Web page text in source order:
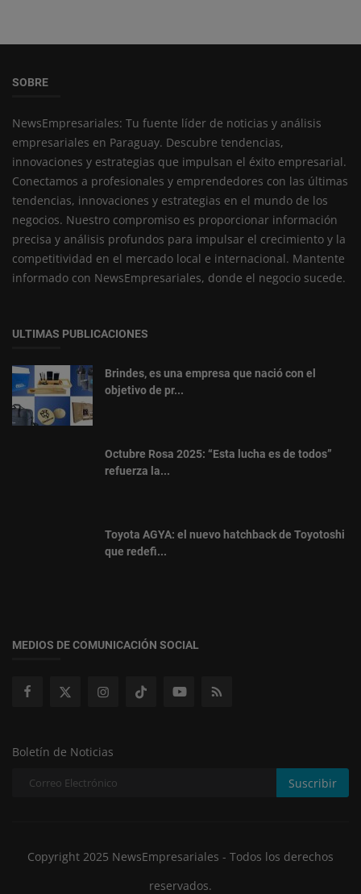
SOBRE
NewsEmpresariales: Tu fuente líder de noticias y análisis
empresariales en Paraguay. Descubre tendencias,
innovaciones y estrategias que impulsan el éxito empresarial.
Conectamos a profesionales y emprendedores con las últimas
tendencias, innovaciones y estrategias en el mundo de los
negocios. Nuestro compromiso es proporcionar información
precisa y análisis profundos para impulsar el crecimiento y la
competitividad en el mercado local e internacional. Mantente
informado con NewsEmpresariales, donde el negocio sucede.
ULTIMAS PUBLICACIONES
Brindes, es una empresa que nació con el
objetivo de pr...
Octubre Rosa 2025: “Esta lucha es de todos”
refuerza la...
Toyota AGYA: el nuevo hatchback de Toyotoshi
que redefi...
MEDIOS DE COMUNICACIÓN SOCIAL
Boletín de Noticias
Suscribir
Copyright 2025 NewsEmpresariales - Todos los derechos
reservados.